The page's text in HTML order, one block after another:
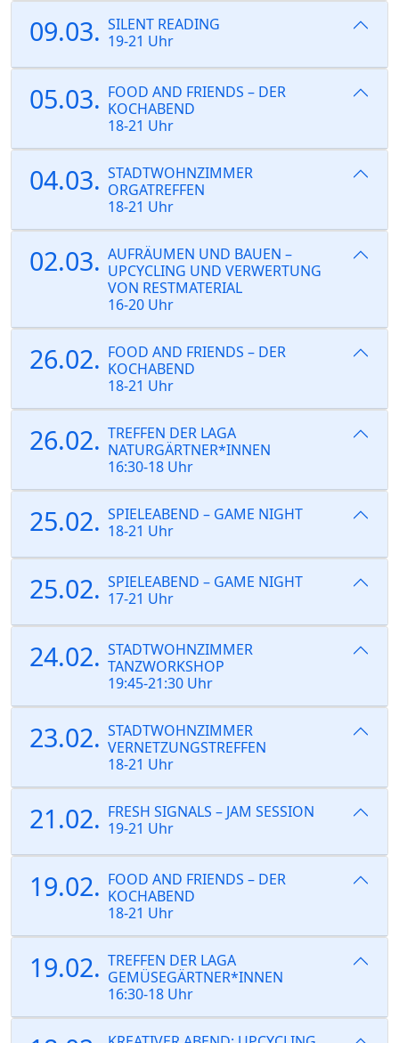
09.03. SILENT READING
19-21 Uhr
05.03. FOOD AND FRIENDS – DER
KOCHABEND
18-21 Uhr
04.03. STADTWOHNZIMMER
ORGATREFFEN
18-21 Uhr
02.03. AUFRÄUMEN UND BAUEN –
UPCYCLING UND VERWERTUNG
VON RESTMATERIAL
16-20 Uhr
26.02. FOOD AND FRIENDS – DER
KOCHABEND
18-21 Uhr
26.02. TREFFEN DER LAGA
NATURGÄRTNER*INNEN
16:30-18 Uhr
25.02. SPIELEABEND – GAME NIGHT
18-21 Uhr
25.02. SPIELEABEND – GAME NIGHT
17-21 Uhr
24.02. STADTWOHNZIMMER
TANZWORKSHOP
19:45-21:30 Uhr
23.02. STADTWOHNZIMMER
VERNETZUNGSTREFFEN
18-21 Uhr
21.02. FRESH SIGNALS – JAM SESSION
19-21 Uhr
19.02. FOOD AND FRIENDS – DER
KOCHABEND
18-21 Uhr
19.02. TREFFEN DER LAGA
GEMÜSEGÄRTNER*INNEN
16:30-18 Uhr